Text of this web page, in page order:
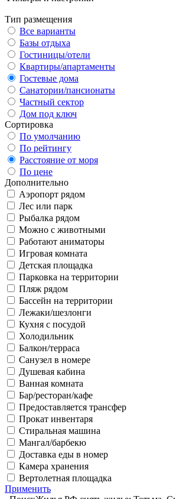
Тип размещения
Все варианты
Базы отдыха
Гостиницы/отели
Квартиры/апартаменты
Гостевые дома
Санатории/пансионаты
Частный сектор
Дом под ключ
Сортировка
По умолчанию
По рейтингу
Расстояние от моря
По цене
Дополнительно
Аэропорт рядом
Лес или парк
Рыбалка рядом
Можно с животными
Работают аниматоры
Игровая комната
Детская площадка
Парковка на территории
Пляж рядом
Бассейн на территории
Лежаки/шезлонги
Кухня с посудой
Холодильник
Балкон/терраса
Санузел в номере
Душевая кабина
Ванная комната
Бар/ресторан/кафе
Предоставляется трансфер
Прокат инвентаря
Стиральная машина
Мангал/барбекю
Доставка еды в номер
Камера хранения
Вертолетная площадка
Применить